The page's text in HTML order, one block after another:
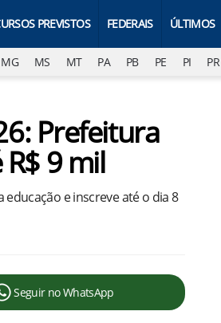
PREVISTOS FEDERAIS ÚLTIMOS
MG MS MT PA PB PE PI PR
Prefeitura
9 mil
e inscreve até o dia 8
Seguir no WhatsApp